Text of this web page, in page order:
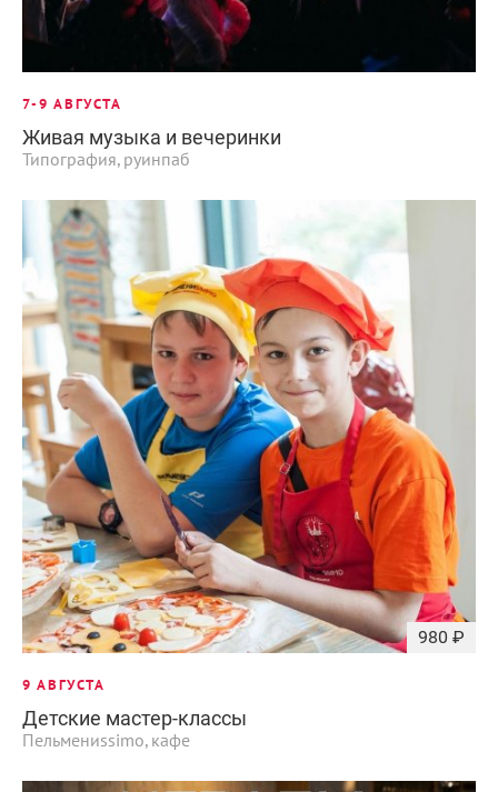
7-9 АВГУСТА
Живая музыка и вечеринки
Типография, руинпаб
980 ₽
9 АВГУСТА
Детские мастер-классы
Пельмениssimo, кафе